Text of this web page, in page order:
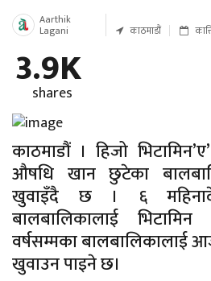
Aarthik
Lagani काठमाडौं
3.9K
shares
काठमाडौं । हिजो
औषधि खान छुटेका
खुवाइँदै छ । ६
बालबालिकालाई
वर्षसम्मका बालबालिकालाई
खुवाउन पाइने छ।